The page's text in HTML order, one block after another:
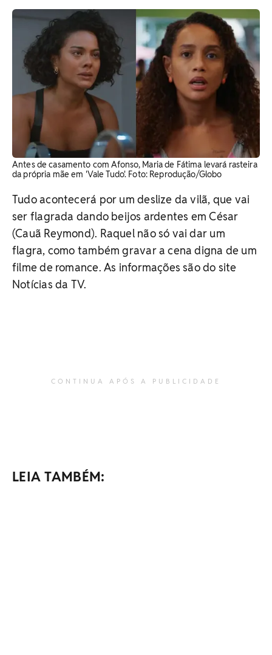
Antes de casamento com Afonso, Maria de Fátima levará rasteira
da própria mãe em 'Vale Tudo'. Foto: Reprodução/Globo
Tudo acontecerá por um deslize da vilã, que vai
ser flagrada dando beijos ardentes em César
(Cauã Reymond). Raquel não só vai dar um
flagra, como também gravar a cena digna de um
filme de romance. As informações são do site
Notícias da TV.
CONTINUA APÓS A PUBLICIDADE
LEIA TAMBÉM: